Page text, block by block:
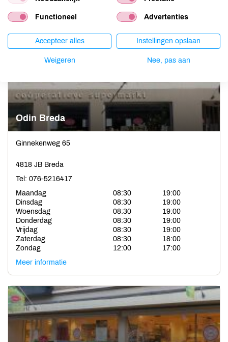
Zondag
11:00
18:00
Odin Breda
Ginnekenweg 65
4818 JB Breda
Tel: 076-5216417
Maandag
08:30
19:00
Dinsdag
08:30
19:00
Woensdag
08:30
19:00
Donderdag
08:30
19:00
Vrijdag
08:30
19:00
Zaterdag
08:30
18:00
Zondag
12:00
17:00
Meer informatie
Functioneel Advertenties
Accepteer alles Instellingen opslaan
Weigeren Nee, pas aan